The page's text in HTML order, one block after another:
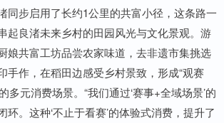
同步启用了长约1公里的共富小径，这条路一
起良渚未来乡村的田园风光与文化景观。游
娘共富工坊品尝农家味道，去非遗市集挑选
手作，在稻田边感受乡村景致，形成“观赛
多元消费场景。“我们通过‘赛事+全域场景’的
环。这种‘不止于看赛’的体验式消费，提升了